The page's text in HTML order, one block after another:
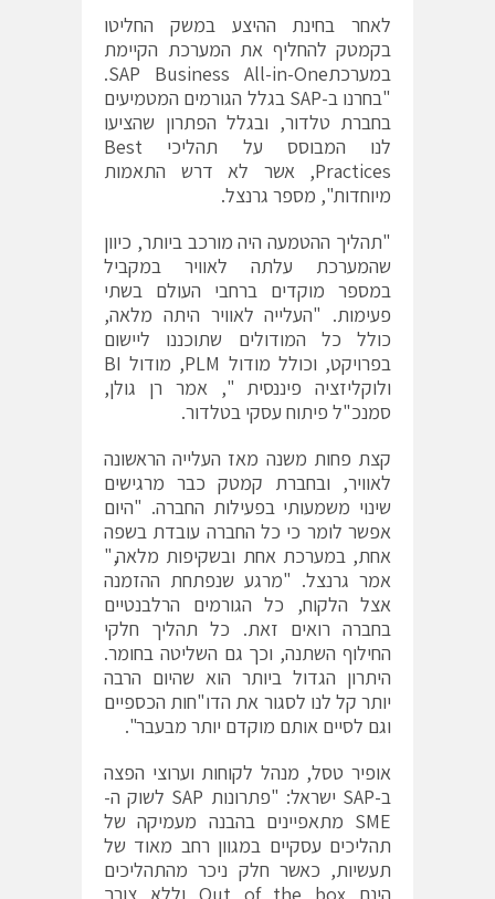
לאחר בחינת ההיצע במשק החליטו
בקמטק להחליף את המערכת הקיימת
במערכתSAP Business All-in-One.
"בחרנו ב-SAP בגלל הגורמים המטמיעים
בחברת טלדור, ובגלל הפתרון שהציעו
לנו המבוסס על תהליכי Best
Practices, אשר לא דרש התאמות
מיוחדות", מספר גרנצל.
"תהליך ההטמעה היה מורכב ביותר, כיוון
שהמערכת עלתה לאוויר במקביל
במספר מוקדים ברחבי העולם בשתי
פעימות. "העלייה לאוויר היתה מלאה,
כולל כל המודולים שתוכננו ליישום
בפרויקט, וכולל מודול PLM, מודול BI
ולוקליזציה פיננסית ", אמר רן גולן,
סמנכ"ל פיתוח עסקי בטלדור.
קצת פחות משנה מאז העלייה הראשונה
לאוויר, ובחברת קמטק כבר מרגישים
שינוי משמעותי בפעילות החברה. "היום
אפשר לומר כי כל החברה עובדת בשפה
אחת, במערכת אחת ובשקיפות מלאה,"
אמר גרנצל. "מרגע שנפתחת ההזמנה
אצל הלקוח, כל הגורמים הרלבנטיים
בחברה רואים זאת. כל תהליך חלקי
החילוף השתנה, וכך גם השליטה בחומר.
היתרון הגדול ביותר הוא שהיום הרבה
יותר קל לנו לסגור את הדו"חות הכספיים
וגם לסיים אותם מוקדם יותר מבעבר".
אופיר טסל, מנהל לקוחות וערוצי הפצה
ב-SAP ישראל: "פתרונות SAP לשוק ה-
SME מתאפיינים בהבנה מעמיקה של
תהליכים עסקיים במגוון רחב מאוד של
תעשיות, כאשר חלק ניכר מהתהליכים
הינם Out of the box וללא צורך